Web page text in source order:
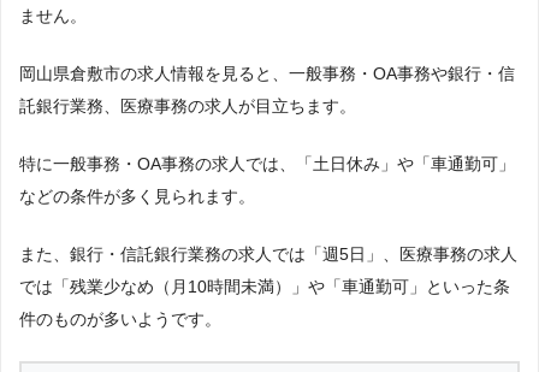
ません。
岡山県倉敷市の求人情報を見ると、一般事務・OA事務や銀行・信
託銀行業務、医療事務の求人が目立ちます。
特に一般事務・OA事務の求人では、「土日休み」や「車通勤可」
などの条件が多く見られます。
また、銀行・信託銀行業務の求人では「週5日」、医療事務の求人
では「残業少なめ（月10時間未満）」や「車通勤可」といった条
件のものが多いようです。